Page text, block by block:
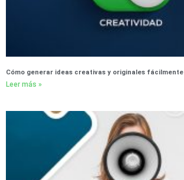
Cómo generar ideas creativas y originales fácilmente
Leer más »